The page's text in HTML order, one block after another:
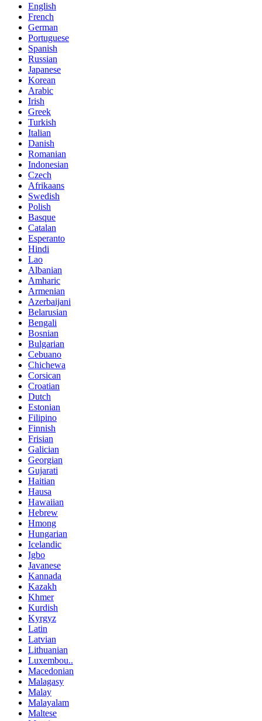
English
French
German
Portuguese
Spanish
Russian
Japanese
Korean
Arabic
Irish
Greek
Turkish
Italian
Danish
Romanian
Indonesian
Czech
Afrikaans
Swedish
Polish
Basque
Catalan
Esperanto
Hindi
Lao
Albanian
Amharic
Armenian
Azerbaijani
Belarusian
Bengali
Bosnian
Bulgarian
Cebuano
Chichewa
Corsican
Croatian
Dutch
Estonian
Filipino
Finnish
Frisian
Galician
Georgian
Gujarati
Haitian
Hausa
Hawaiian
Hebrew
Hmong
Hungarian
Icelandic
Igbo
Javanese
Kannada
Kazakh
Khmer
Kurdish
Kyrgyz
Latin
Latvian
Lithuanian
Luxembou..
Macedonian
Malagasy
Malay
Malayalam
Maltese